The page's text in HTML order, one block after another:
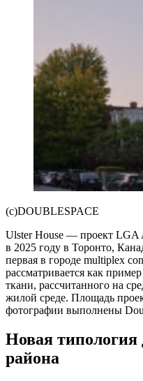
(c)DOUBLESPACE
Ulster House — проект LGA
в 2025 году в Торонто,
первая в городе multiplex
рассматривается как
ткани, рассчитанного на
жилой среде. Площадь
фотографии выполнены
Новая типология
района